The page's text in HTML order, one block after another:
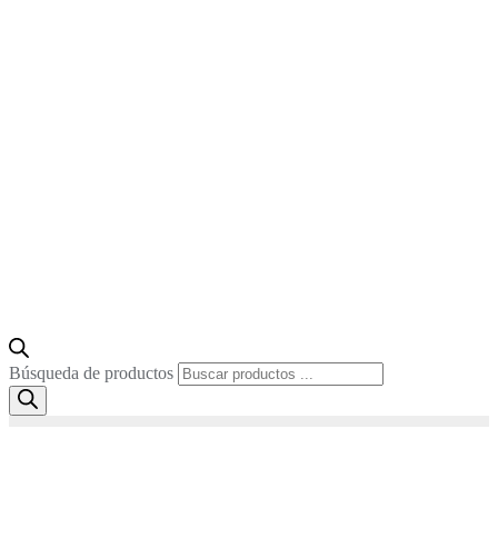
Búsqueda de productos